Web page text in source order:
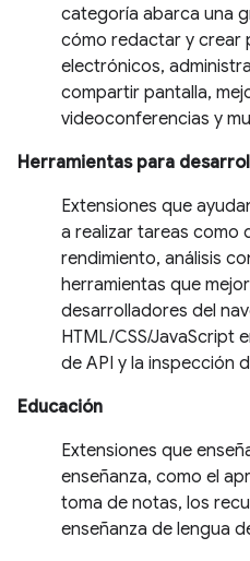
categoría abarca una
cómo redactar y crear
electrónicos,
compartir pantalla,
videoconferencias y
Herramientas para
Extensiones que
a realizar tareas como
rendimiento, análisis
herramientas que
desarrolladores del
HTML/CSS/JavaScript
de API y la inspección
Educación
Extensiones que
enseñanza, como el
toma de notas, los
enseñanza de lengua